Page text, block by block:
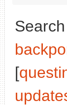
[